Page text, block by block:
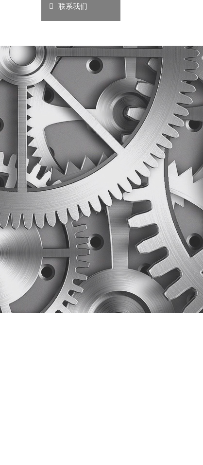
 联系我们
以及26项实用新型与22项外观专利；并先后获得“
出口名牌”、“台州市专利示范企业”、台州市“统计诚信单位”、台州 “进
温岭市“出口优胜企业”、“温岭市精细化管理示范企
誉。
企业以“科技创新，匠心制造，精益求精；质量为
业化企业”为目标定位；以市场为导向，客户为中心
品档次、顺应市场需求，以绿色节能、数字智能逆
涡风机等高端产业定位作为未来产品的发展方向，
作，足够深度体现精益求精的工匠精神；实现企业
发展的国际化品牌公司与百年企业。